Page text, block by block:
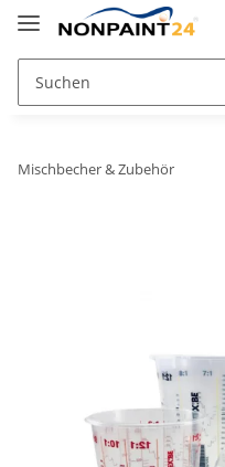
Mischbecher & Zubehör